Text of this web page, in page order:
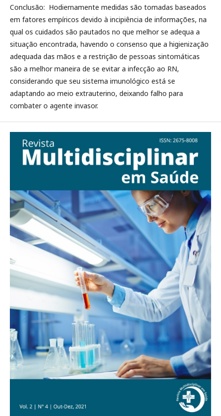
Conclusão: Hodiernamente medidas são tomadas baseados
em fatores empíricos devido à incipiência de informações, na
qual os cuidados são pautados no que melhor se adequa a
situação encontrada, havendo o consenso que a higienização
adequada das mãos e a restrição de pessoas sintomáticas
são a melhor maneira de se evitar a infecção ao RN,
considerando que seu sistema imunológico está se
adaptando ao meio extrauterino, deixando falho para
combater o agente invasor.